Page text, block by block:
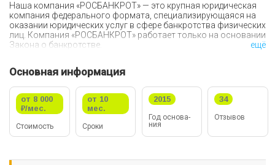
Основная информация
Стои­мо­сть
от 8 000
₽/мес.
Сроки
от 10
мес.
Год ос­но­ва­
ния
2015
Отзывов
34
Наша компания «РОСБАНКРОТ» — это крупная юридическая
компания федерального формата, специализирующаяся на
оказании юридических услуг в сфере банкротства физических
лиц. Компания «РОСБАНКРОТ» работает только на основании
Закона о банкротстве.
Наша эффективная система квалифицированной
психологической и юридической помощи работает по всей
России для граждан, попавших в долговую яму. Если Вы не в
силах погасить задолженность — ипотечный или автокредит,
потребительский кредит или микрозаймы, обратитесь в
«РОСБАНКРОТ», мы с радостью Вам поможем.
Мы сделали услугу банкротства максимально понятной и
система квалифицированной психологической и
ещё